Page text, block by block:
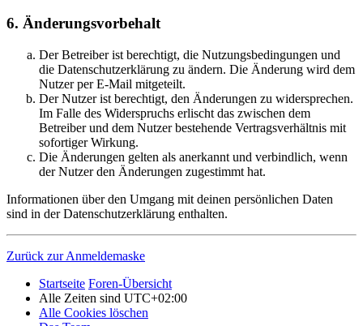
6. Änderungsvorbehalt
Der Betreiber ist berechtigt, die Nutzungsbedingungen und
die Datenschutzerklärung zu ändern. Die Änderung wird dem
Nutzer per E-Mail mitgeteilt.
Der Nutzer ist berechtigt, den Änderungen zu widersprechen.
Im Falle des Widerspruchs erlischt das zwischen dem
Betreiber und dem Nutzer bestehende Vertragsverhältnis mit
sofortiger Wirkung.
Die Änderungen gelten als anerkannt und verbindlich, wenn
der Nutzer den Änderungen zugestimmt hat.
Informationen über den Umgang mit deinen persönlichen Daten
sind in der Datenschutzerklärung enthalten.
Zurück zur Anmeldemaske
Startseite Foren-Übersicht
Alle Zeiten sind UTC+02:00
Alle Cookies löschen